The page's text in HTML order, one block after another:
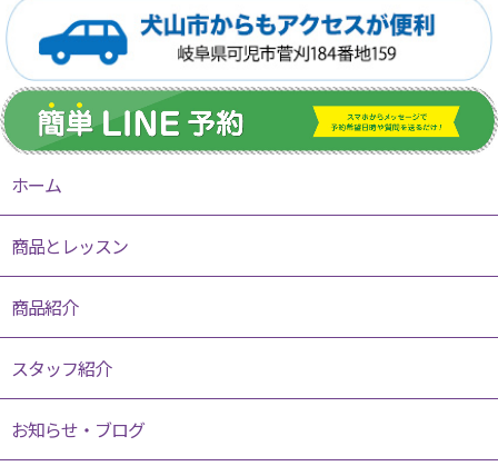
ホーム
商品とレッスン
商品紹介
スタッフ紹介
お知らせ・ブログ